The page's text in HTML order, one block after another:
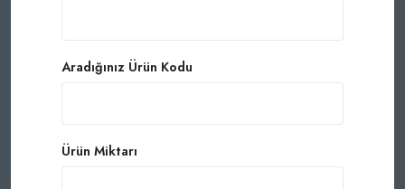
Aradığınız Ürün Kodu
Ürün Miktarı